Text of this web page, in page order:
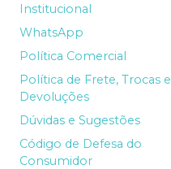
Institucional
WhatsApp
Política Comercial
Política de Frete, Trocas e
Devoluções
Dúvidas e Sugestões
Código de Defesa do
Consumidor